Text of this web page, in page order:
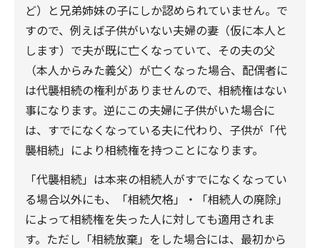
ど）と兄弟姉妹の子にしか認められていません。で
すので、例えば子供がいない夫婦の妻（仮に本人と
します）で夫が既に亡くなっていて、その夫の父
（本人からみた義父）が亡くなった場合、配偶者に
は代襲相続の権利がありませんので、相続権はない
事になります。逆にこの夫婦に子供がいた場合に
は、すでになくなっている夫に代わり、子供が「代
襲相続」により相続権を持つことになります。
「代襲相続」は本来の相続人がすでになくなってい
る場合以外にも、「相続欠格」・「相続人の廃除」
によって相続権を失った人に対しても適用されま
す。ただし「相続放棄」をした場合には、最初から